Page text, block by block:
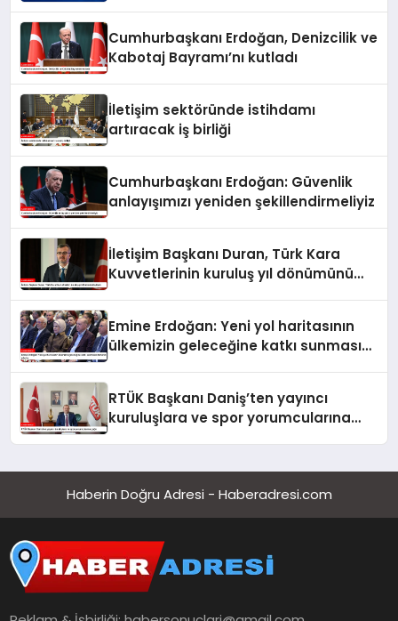
Cumhurbaşkanı Erdoğan, Denizcilik ve
Kabotaj Bayramı’nı kutladı
İletişim sektöründe istihdamı
artıracak iş birliği
Cumhurbaşkanı Erdoğan: Güvenlik
anlayışımızı yeniden şekillendirmeliyiz
İletişim Başkanı Duran, Türk Kara
Kuvvetlerinin kuruluş yıl dönümünü
Emine Erdoğan: Yeni yol haritasının
ülkemizin geleceğine katkı sunmasını
RTÜK Başkanı Daniş’ten yayıncı
kuruluşlara ve spor yorumcularına
Haberin Doğru Adresi - Haberadresi.com